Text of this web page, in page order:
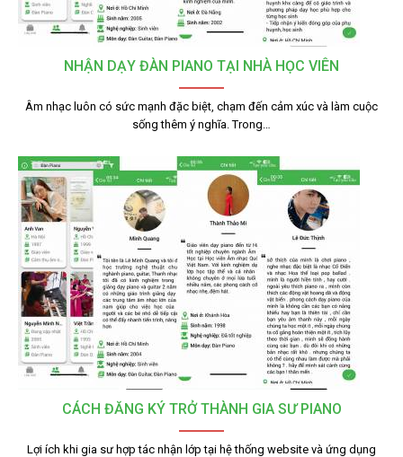
NHẬN DẠY ĐÀN PIANO TẠI NHÀ HỌC VIÊN
Âm nhạc luôn có sức mạnh đặc biệt, chạm đến cảm xúc và làm cuộc
sống thêm ý nghĩa. Trong…
CÁCH ĐĂNG KÝ TRỞ THÀNH GIA SƯ PIANO
Lợi ích khi gia sư hợp tác nhận lớp tại hệ thống website và ứng dụng